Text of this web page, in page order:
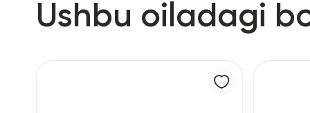
Ushbu oiladagi